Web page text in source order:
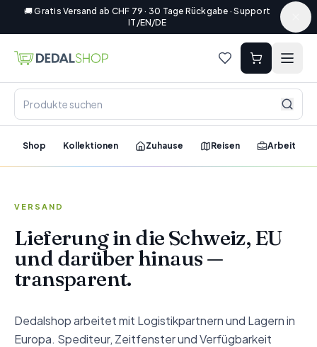
🚚 Gratis Versand ab CHF 79 · 30 Tage Rückgabe · Support
IT/EN/DE
Shop Kollektionen Zuhause Reisen Arbeit
VERSAND
Lieferung in die Schweiz, EU
und darüber hinaus —
transparent.
Dedalshop arbeitet mit Logistikpartnern und Lagern in
Europa. Spediteur, Zeitfenster und Verfügbarkeit